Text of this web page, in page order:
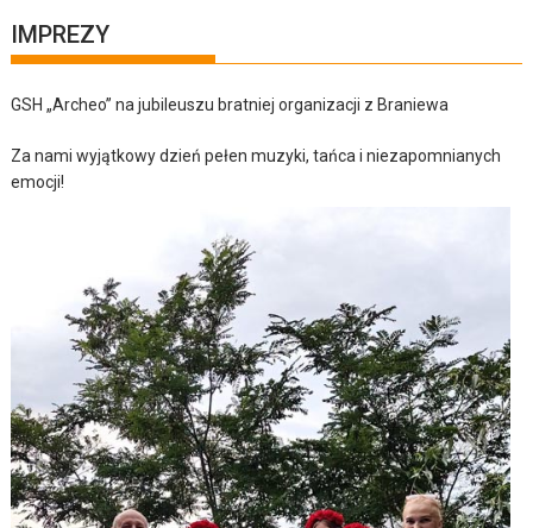
IMPREZY
GSH „Archeo” na jubileuszu bratniej organizacji z Braniewa
Za nami wyjątkowy dzień pełen muzyki, tańca i niezapomnianych
emocji!